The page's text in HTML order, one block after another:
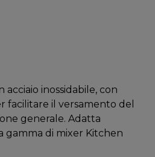
acciaio inossidabile, con
facilitare il versamento del
generale. Adatta
gamma di mixer Kitchen